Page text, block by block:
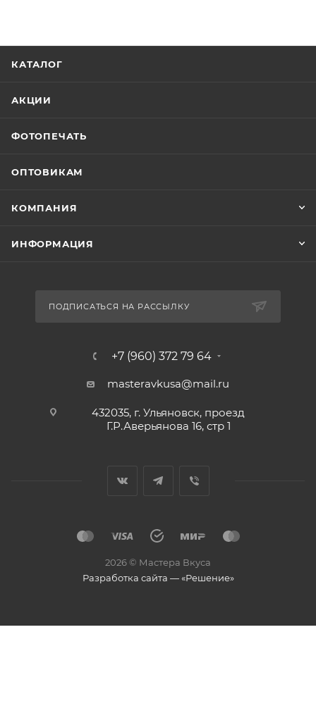
КАТАЛОГ
АКЦИИ
ФОТОПЕЧАТЬ
ОПТОВИКАМ
КОМПАНИЯ
ИНФОРМАЦИЯ
ПОДПИСАТЬСЯ НА РАССЫЛКУ
+7 (960) 372 79 64
masteravkusa@mail.ru
432035, г. Ульяновск, проезд
Г.Р.Аверьянова 16, стр 1
2026 © Мастера Вкуса
Разработка сайта — «Решение»